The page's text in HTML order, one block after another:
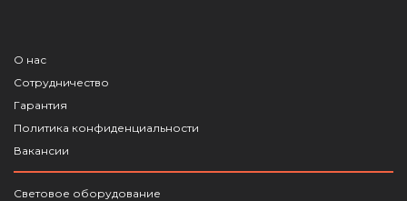
О нас
Сотрудничество
Гарантия
Политика конфиденциальности
Вакансии
Световое оборудование